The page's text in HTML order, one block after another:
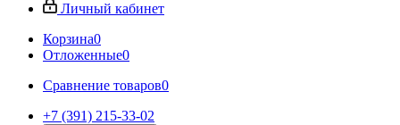
Личный кабинет
Корзина0
Отложенные0
Сравнение товаров0
+7 (391) 215-33-02